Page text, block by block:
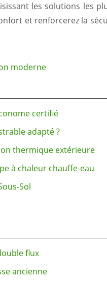
les solutions les
et renforcerez la
moderne
certifié
adapté ?
thermique extérieure
à chaleur chauffe-eau
Sol
flux
ancienne